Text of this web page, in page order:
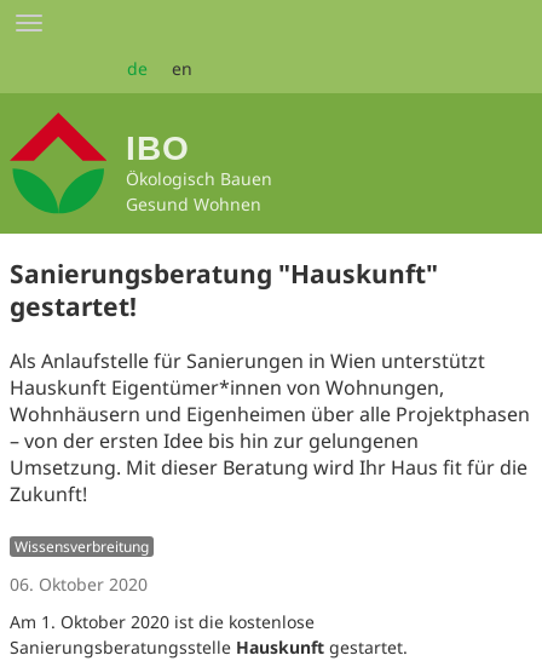
Zum
Seiteninhalt
Toggle
de en
IBO
Ökologisch Bauen
Gesund Wohnen
Sanierungsberatung "Hauskunft"
gestartet!
Als Anlaufstelle für Sanierungen in Wien unterstützt
Hauskunft Eigentümer*innen von Wohnungen,
Wohnhäusern und Eigenheimen über alle Projektphasen
– von der ersten Idee bis hin zur gelungenen
Umsetzung. Mit dieser Beratung wird Ihr Haus fit für die
Zukunft!
Wissensverbreitung
06. Oktober 2020
Am 1. Oktober 2020 ist die kostenlose
Sanierungsberatungsstelle Hauskunft gestartet.